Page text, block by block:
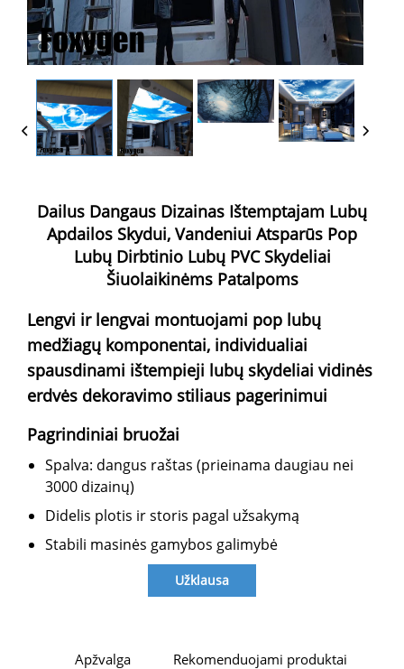
Dailus Dangaus Dizainas Ištemptajam Lubų
Apdailos Skydui, Vandeniui Atsparūs Pop
Lubų Dirbtinio Lubų PVC Skydeliai
Šiuolaikinėms Patalpoms
Lengvi ir lengvai montuojami pop lubų
medžiagų komponentai, individualiai
spausdinami ištempieji lubų skydeliai vidinės
erdvės dekoravimo stiliaus pagerinimui
Pagrindiniai bruožai
Spalva: dangus raštas (prieinama daugiau nei
3000 dizainų)
Didelis plotis ir storis pagal užsakymą
Stabili masinės gamybos galimybė
Užklausa
Apžvalga Rekomenduojami produktai